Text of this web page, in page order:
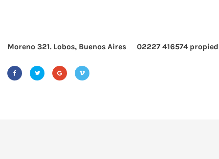
Moreno 321. Lobos, Buenos Aires 02227 416574